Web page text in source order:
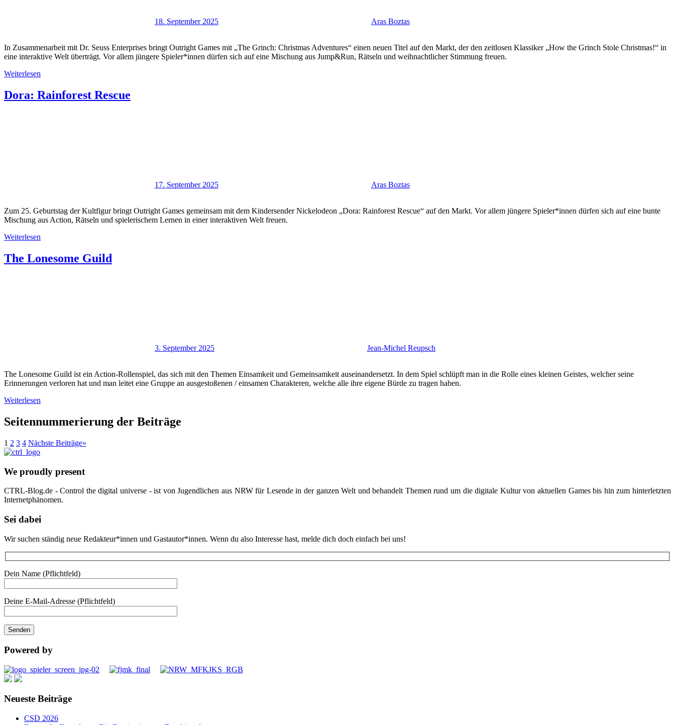
18. September 2025 Aras Boztas
In Zusammenarbeit mit Dr. Seuss Enterprises bringt Outright Games mit „The Grinch: Christmas Adventures“ einen neuen Titel auf den Markt, der den zeitlosen Klassiker „How the Grinch Stole Christmas!“ in
eine interaktive Welt überträgt. Vor allem jüngere Spieler*innen dürfen sich auf eine Mischung aus Jump&Run, Rätseln und weihnachtlicher Stimmung freuen.
Weiterlesen
Dora: Rainforest Rescue
17. September 2025 Aras Boztas
Zum 25. Geburtstag der Kultfigur bringt Outright Games gemeinsam mit dem Kindersender Nickelodeon „Dora: Rainforest Rescue“ auf den Markt. Vor allem jüngere Spieler*innen dürfen sich auf eine bunte
Mischung aus Action, Rätseln und spielerischem Lernen in einer interaktiven Welt freuen.
Weiterlesen
The Lonesome Guild
3. September 2025 Jean-Michel Reupsch
The Lonesome Guild ist ein Action-Rollenspiel, das sich mit den Themen Einsamkeit und Gemeinsamkeit auseinandersetzt. In dem Spiel schlüpft man in die Rolle eines kleinen Geistes, welcher seine
Erinnerungen verloren hat und man leitet eine Gruppe an ausgestoßenen / einsamen Charakteren, welche alle ihre eigene Bürde zu tragen haben.
Weiterlesen
Seitennummerierung der Beiträge
1 2 3 4 Nächste Beiträge»
We proudly present
CTRL-Blog.de - Control the digital universe - ist von Jugendlichen aus NRW für Lesende in der ganzen Welt und behandelt Themen rund um die digitale Kultur von aktuellen Games bis hin zum hinterletzten
Internetphänomen.
Sei dabei
Wir suchen ständig neue Redakteur*innen und Gastautor*innen. Wenn du also Interesse hast, melde dich doch einfach bei uns!
Dein Name (Pflichtfeld)
Deine E-Mail-Adresse (Pflichtfeld)
Powered by
Neueste Beiträge
CSD 2026